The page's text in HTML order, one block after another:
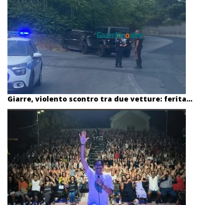
Giarre, violento scontro tra due vetture: ferita...